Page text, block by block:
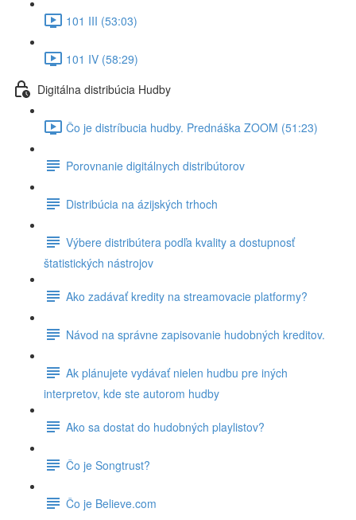
101 III (53:03)
101 IV (58:29)
Digitálna distribúcia Hudby
Čo je distríbucia hudby. Prednáška ZOOM (51:23)
Porovnanie digitálnych distribútorov
Distribúcia na ázijských trhoch
Výbere distribútera podľa kvality a dostupnosť
štatistických nástrojov
Ako zadávať kredity na streamovacie platformy?
Návod na správne zapisovanie hudobných kreditov.
Ak plánujete vydávať nielen hudbu pre iných
interpretov, kde ste autorom hudby
Ako sa dostat do hudobných playlistov?
Čo je Songtrust?
Čo je Believe.com